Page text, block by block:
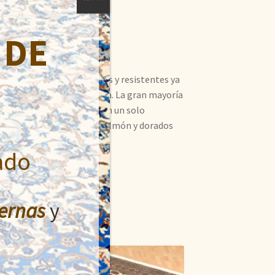
Pakistán. Son muy fuertes y resistentes ya
tacto es similar a la seda. La gran mayoría
estas alfombras, tienen un solo
beige, rojos, rosas, salmón y dorados
y